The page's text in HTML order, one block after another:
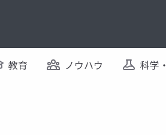
教育 ノウハウ 科学